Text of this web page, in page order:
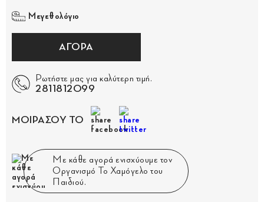
Μεγεθολόγιο
ΑΓΟΡΑ
Ρωτήστε μας για καλύτερη τιμή.
2811812099
ΜΟΙΡΑΣΟΥ ΤΟ
Με κάθε αγορά ενισχύουμε τον
Οργανισμό Το Χαμόγελο του
Παιδιού.